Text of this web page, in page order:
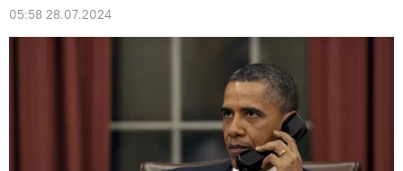
05:58 28.07.2024